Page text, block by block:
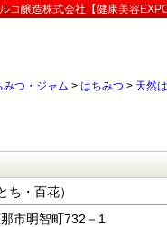
コ醸造株式会社【健康美容
みつ・ジャム > はちみつ > 天然
ち・百花）
市明智町732－1